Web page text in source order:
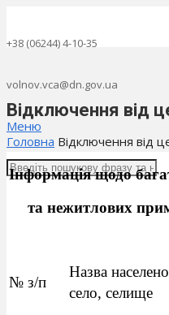
+38 (06244) 4-10-35
volnov.vca@dn.gov.ua
Меню
Відключення від
Головна Відключення від
Інформація щодо
та нежитлових
№ з/п
Назва
село, селище